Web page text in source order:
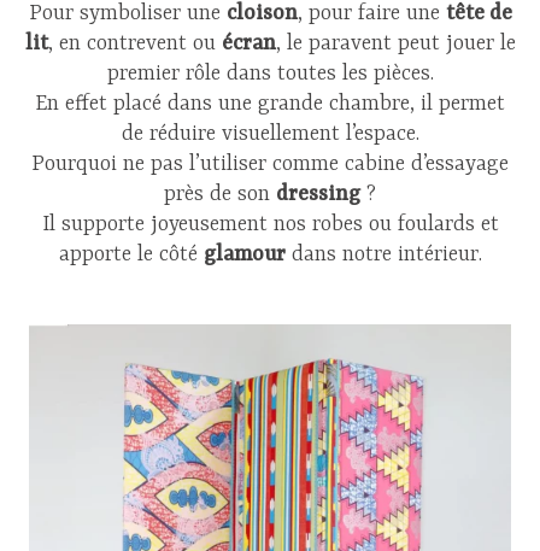
Pour symboliser une cloison, pour faire une tête de
lit, en contrevent ou écran, le paravent peut jouer le
premier rôle dans toutes les pièces.
En effet placé dans une grande chambre, il permet
de réduire visuellement l’espace.
Pourquoi ne pas l’utiliser comme cabine d’essayage
près de son dressing?
Il supporte joyeusement nos robes ou foulards et
apporte le côté glamourdans notre intérieur.